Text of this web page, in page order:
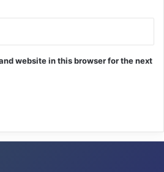
website in this browser for the next